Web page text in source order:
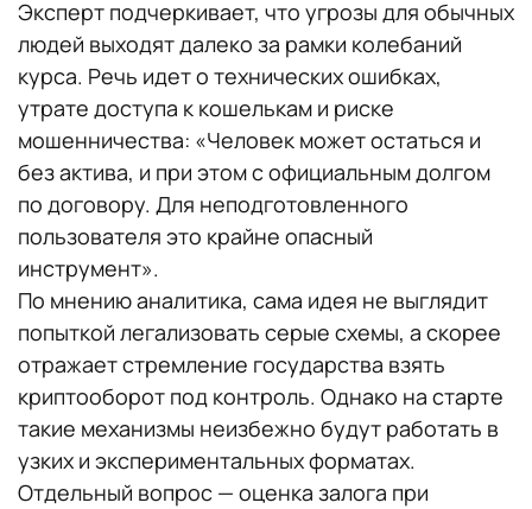
Эксперт подчеркивает, что угрозы для обычных
людей выходят далеко за рамки колебаний
курса. Речь идет о технических ошибках,
утрате доступа к кошелькам и риске
мошенничества: «Человек может остаться и
без актива, и при этом с официальным долгом
по договору. Для неподготовленного
пользователя это крайне опасный
инструмент».
По мнению аналитика, сама идея не выглядит
попыткой легализовать серые схемы, а скорее
отражает стремление государства взять
криптооборот под контроль. Однако на старте
такие механизмы неизбежно будут работать в
узких и экспериментальных форматах.
Отдельный вопрос — оценка залога при